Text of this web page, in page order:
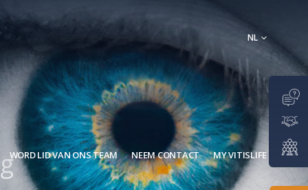
NL
WORD LID VAN ONS TEAM NEEM CONTACT MY VITISLIFE